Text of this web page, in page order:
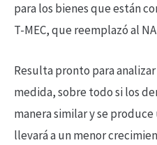
para los bienes que están
T-MEC, que reemplazó al
Resulta pronto para
medida, sobre todo si los
manera similar y se
llevará a un menor